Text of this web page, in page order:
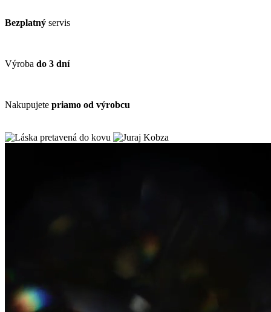
Bezplatný servis
Výroba do 3 dní
Nakupujete priamo od výrobcu